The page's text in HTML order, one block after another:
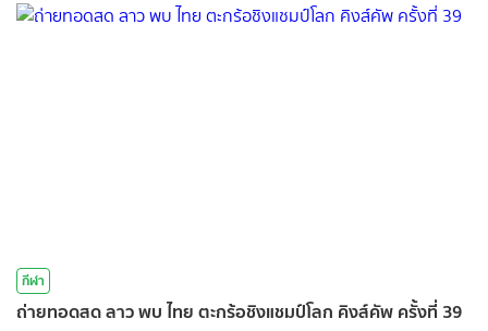
กีฬา
ถ่ายทอดสด ลาว พบ ไทย ตะกร้อชิงแชมป์โลก คิงส์คัพ ครั้งที่ 39